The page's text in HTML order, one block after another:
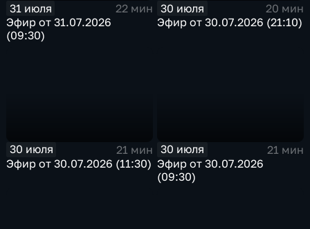
31 июля
22 мин
Эфир от 31.07.2026
(09:30)
30 июля
20 мин
Эфир от 30.07.2026 (21:10)
30 июля
21 мин
Эфир от 30.07.2026 (11:30)
30 июля
21 мин
Эфир от 30.07.2026
(09:30)